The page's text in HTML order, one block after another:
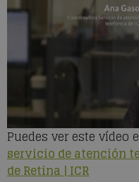
Puedes ver este vídeo
servicio de atención
de Retina | ICR